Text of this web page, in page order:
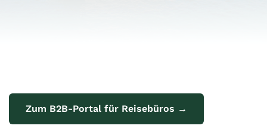
Zum B2B-Portal für Reisebüros →